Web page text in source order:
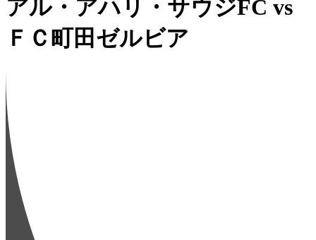
アル・アハリ・サウジFC vs
ＦＣ町田ゼルビア